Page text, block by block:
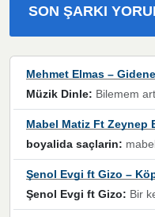
SON ŞARKI
Mehmet Elmas –
Müzik Dinle: Bilemem artık senden bir şans daha /
Mabel Matiz Ft Zeynep
boyalida saçlarin: mabel matiz'in maya
Şenol Evgi ft Gizo –
Şenol Evgi ft Gizo: Bir kere dinlememe